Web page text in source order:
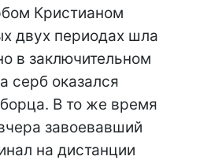
Кристианом
двух периодах шла
в заключительном
серб оказался
В то же время
завоевавший
на дистанции